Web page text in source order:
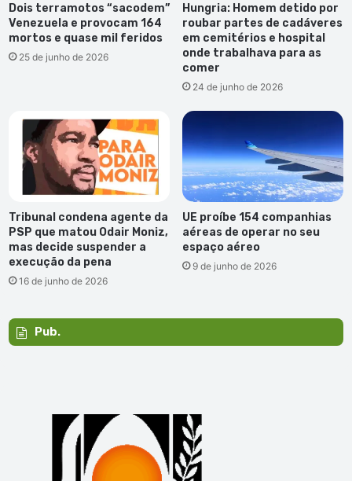
Dois terramotos “sacodem”
Venezuela e provocam 164
mortos e quase mil feridos
25 de junho de 2026
Hungria: Homem detido por
roubar partes de cadáveres
em cemitérios e hospital
onde trabalhava para as
comer
24 de junho de 2026
Tribunal condena agente da
PSP que matou Odair Moniz,
mas decide suspender a
execução da pena
16 de junho de 2026
UE proíbe 154 companhias
aéreas de operar no seu
espaço aéreo
9 de junho de 2026
Pub.